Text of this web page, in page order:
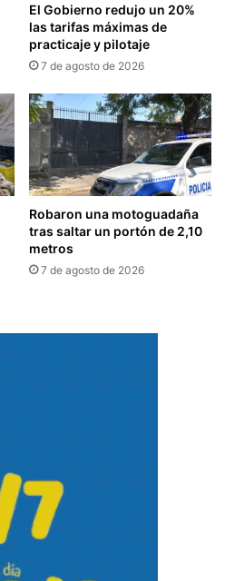
El Gobierno redujo un 20%
las tarifas máximas de
practicaje y pilotaje
7 de agosto de 2026
Robaron una motoguadaña
tras saltar un portón de 2,10
metros
7 de agosto de 2026